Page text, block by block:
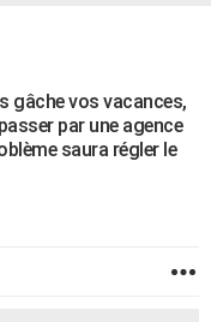
gâche vos vacances,
par une agence
saura régler le